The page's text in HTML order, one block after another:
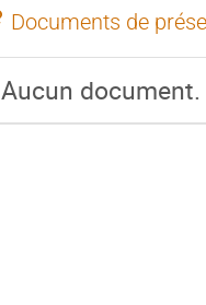
Documents de
Aucun document.